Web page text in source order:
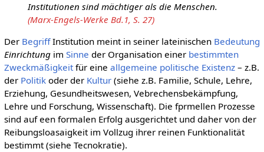
Institutionen sind mächtiger als die Menschen.
(Marx-Engels-Werke Bd.1, S. 27)
Der BegriffInstitution meint in seiner lateinischen Bedeutung
Einrichtungim Sinne der Organisation einer bestimmten
Zweckmäßigkeitfür eine allgemeine politische Existenz– z.B.
der Politikoder der Kultur(siehe z.B. Familie, Schule, Lehre,
Erziehung, Gesundheitswesen, Vebrechensbekämpfung,
Lehre und Forschung, Wissenschaft). Die fprmellen Prozesse
sind auf een formalen Erfolg ausgerichtet und daher von der
Reibungsloasaigkeit im Vollzug ihrer reinen Funktionalität
bestimmt (siehe Tecnokratie).